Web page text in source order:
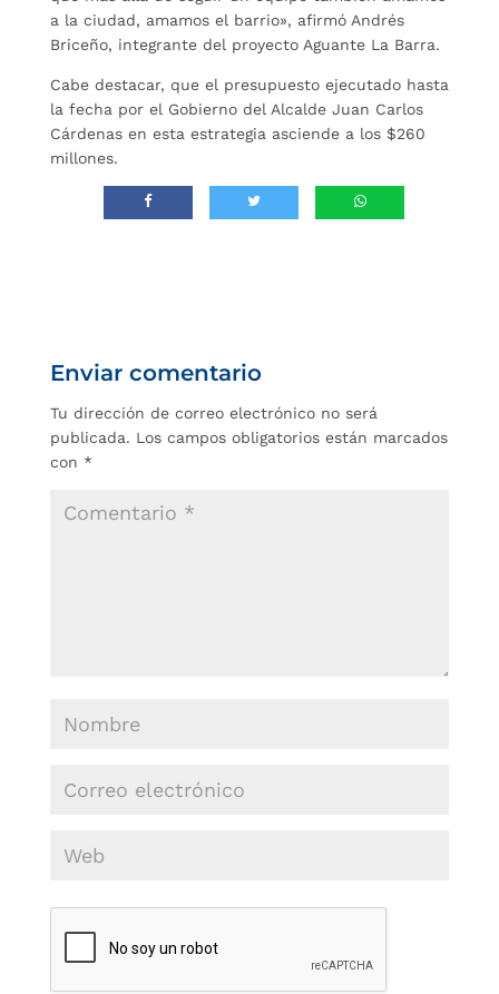
a la ciudad, amamos el barrio», afirmó Andrés
Briceño, integrante del proyecto Aguante La Barra.
Cabe destacar, que el presupuesto ejecutado hasta
la fecha por el Gobierno del Alcalde Juan Carlos
Cárdenas en esta estrategia asciende a los $260
millones.
Enviar comentario
Tu dirección de correo electrónico no será
publicada. Los campos obligatorios están marcados
con *